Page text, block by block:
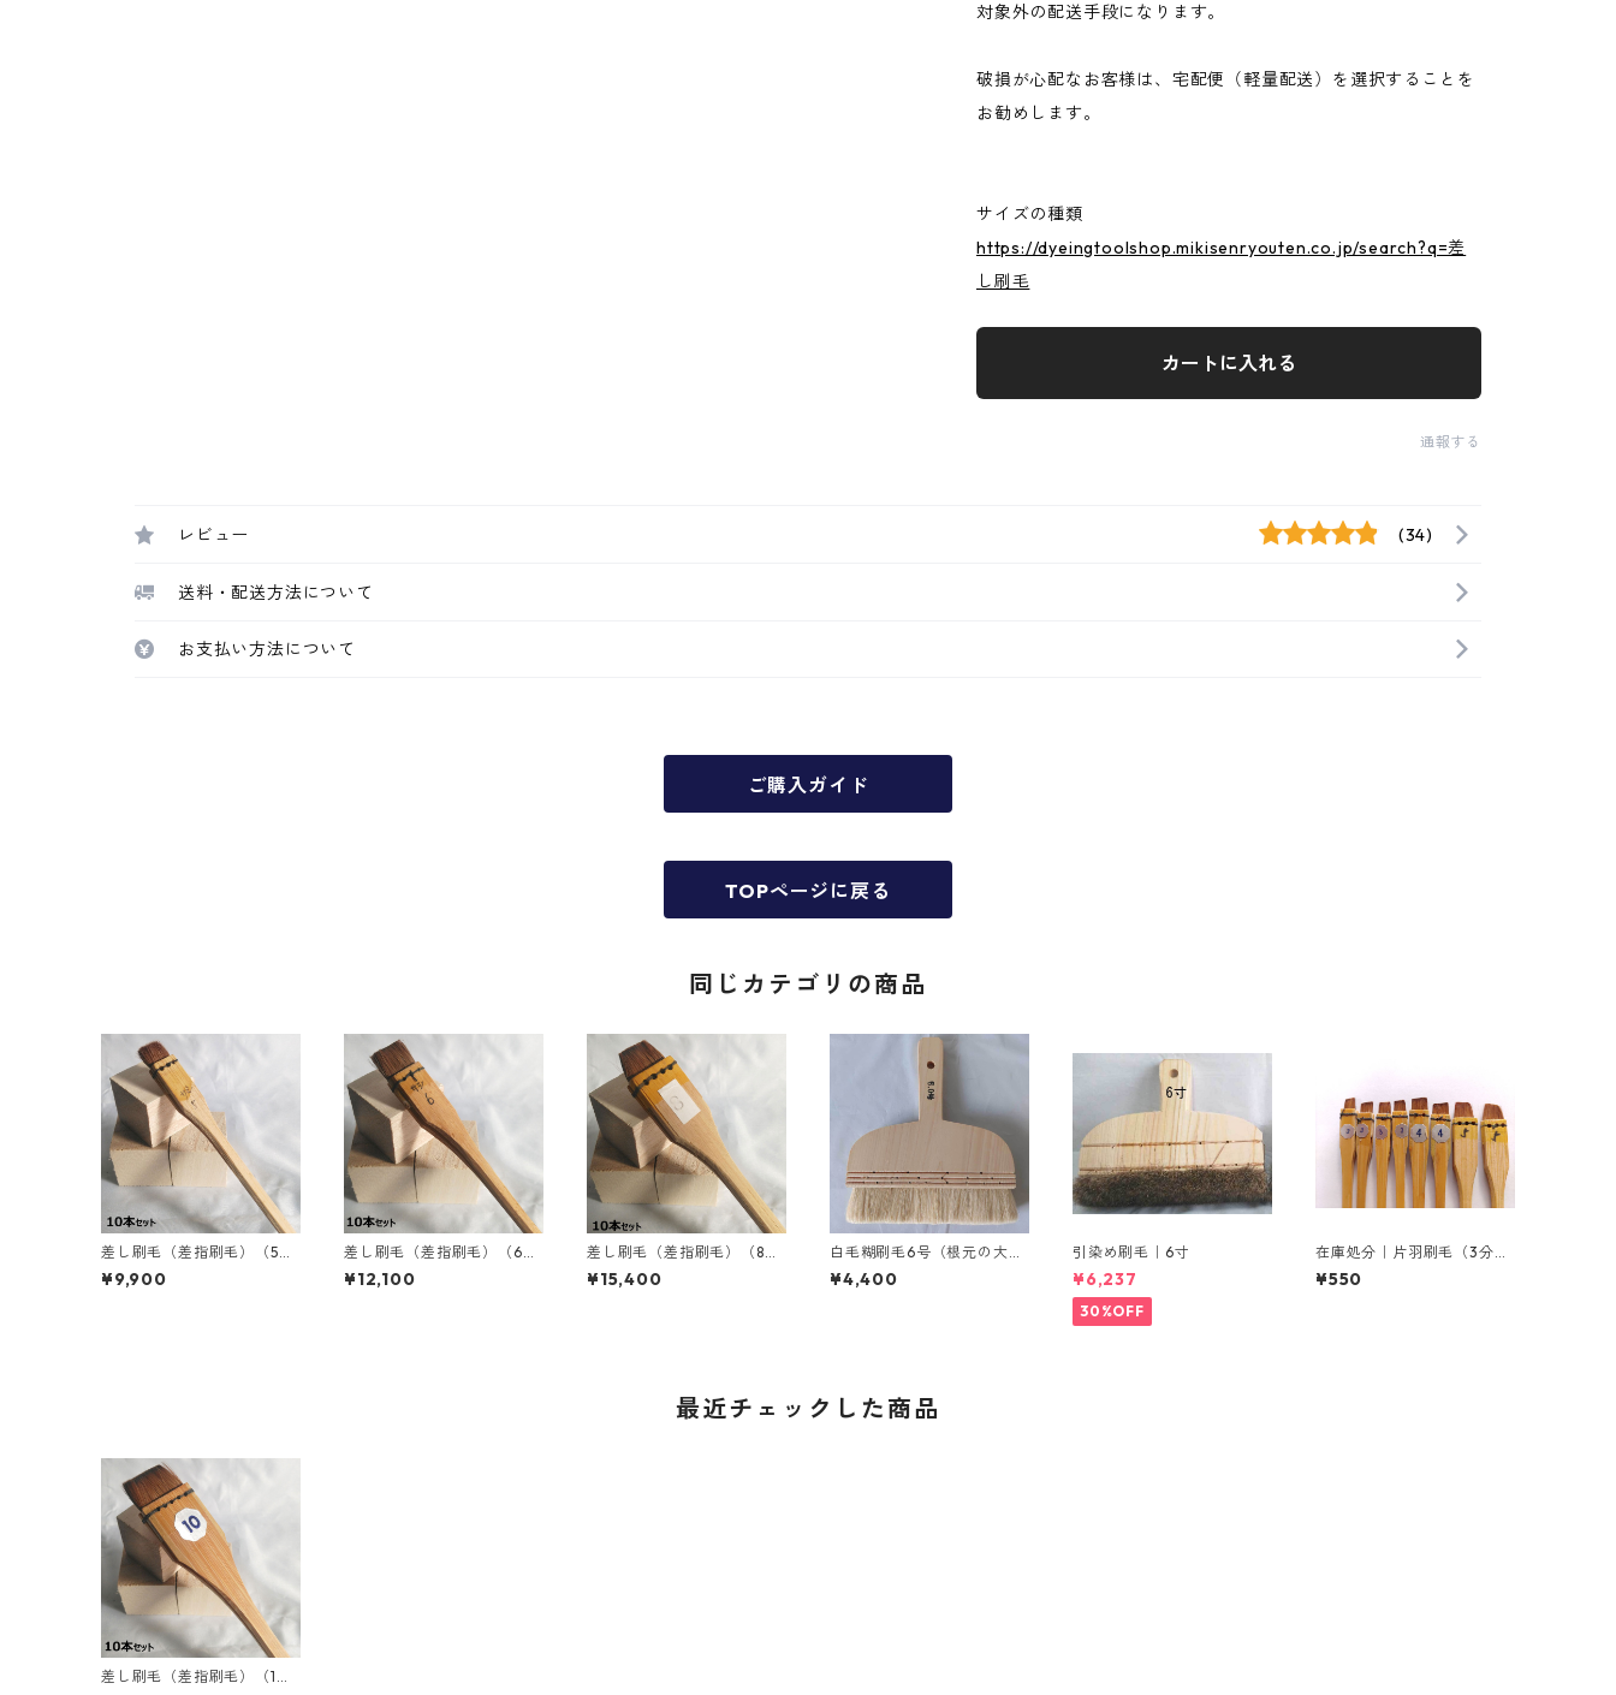
対象外の配送手段になります。
破損が心配なお客様は、宅配便（軽量配送）を選択することを
お勧めします。
サイズの種類
https://dyeingtoolshop.mikisenryouten.co.jp/search?q=差
し刷毛
カートに入れる
通報する
レビュー (34)
送料・配送方法について
お支払い方法について
ご購入ガイド
TOPページに戻る
同じカテゴリの商品
差し刷毛（差指刷毛）（5
分）｜10本入り｜取寄せ
¥9,900
差し刷毛（差指刷毛）（6
分）｜10本入り｜取寄せ
¥12,100
差し刷毛（差指刷毛）（8
分）｜10本入り｜取寄せ
¥15,400
白毛糊刷毛6号（根元の大き
さが長さ17cm、巾1cm）
¥4,400
引染め刷毛｜6寸
¥6,237
30%OFF
在庫処分｜片羽刷毛（3分×4
本、4分×2本、5分×1本）
¥550
最近チェックした商品
差し刷毛（差指刷毛）（1